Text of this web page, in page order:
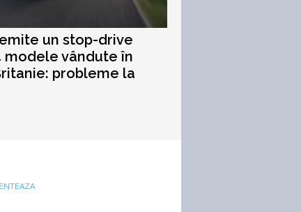
un stop-drive
modele vândute în
probleme la